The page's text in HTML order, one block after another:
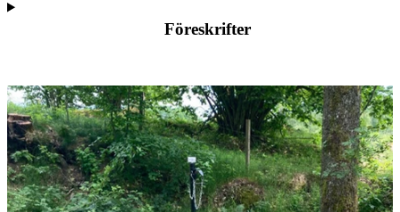
Föreskrifter
Bildspel
med
bilder